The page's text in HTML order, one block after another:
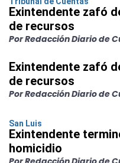
Exintendente zafó
de recursos
Por Redacción Diario de
Exintendente zafó
de recursos
Por Redacción Diario de
San Luis
Exintendente
homicidio